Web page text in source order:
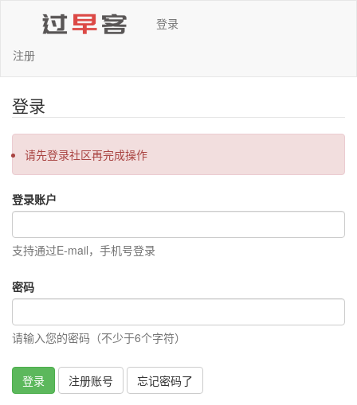
登录
注册
登录
请先登录社区再完成操作
登录账户
支持通过E-mail，手机号登录
密码
请输入您的密码（不少于6个字符）
登录 注册账号 忘记密码了